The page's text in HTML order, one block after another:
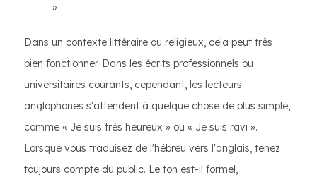
»
Dans un contexte littéraire ou religieux, cela peut très
bien fonctionner. Dans les écrits professionnels ou
universitaires courants, cependant, les lecteurs
anglophones s'attendent à quelque chose de plus simple,
comme « Je suis très heureux » ou « Je suis ravi ».
Lorsque vous traduisez de l'hébreu vers l'anglais, tenez
toujours compte du public. Le ton est-il formel,